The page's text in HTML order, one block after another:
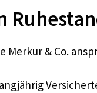
Merkur & Co.